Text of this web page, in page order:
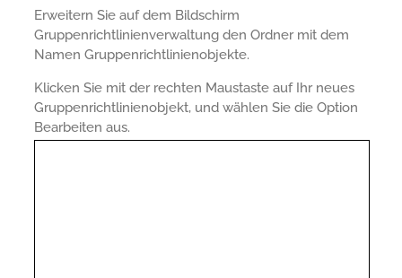
Erweitern Sie auf dem Bildschirm
Gruppenrichtlinienverwaltung den Ordner mit dem
Namen Gruppenrichtlinienobjekte.
Klicken Sie mit der rechten Maustaste auf Ihr neues
Gruppenrichtlinienobjekt, und wählen Sie die Option
Bearbeiten aus.